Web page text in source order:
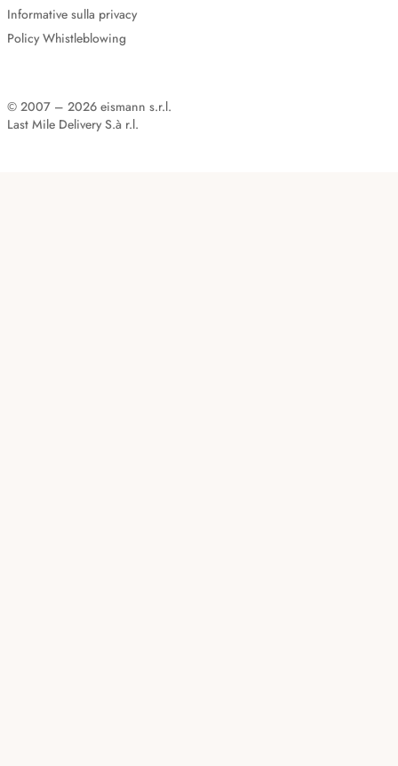
Informative sulla privacy
Policy Whistleblowing
© 2007 – 2026 eismann s.r.l.
Last Mile Delivery S.à r.l.